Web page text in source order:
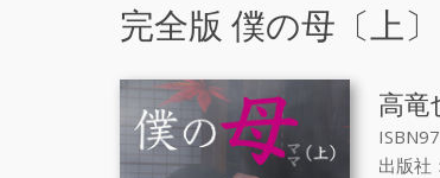
完全版 僕の母〔上〕
高竜
出版社